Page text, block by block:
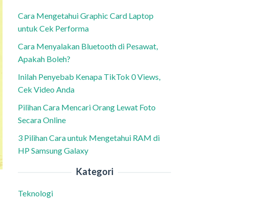
Cara Mengetahui Graphic Card Laptop
untuk Cek Performa
Cara Menyalakan Bluetooth di Pesawat,
Apakah Boleh?
Inilah Penyebab Kenapa TikTok 0 Views,
Cek Video Anda
Pilihan Cara Mencari Orang Lewat Foto
Secara Online
3 Pilihan Cara untuk Mengetahui RAM di
HP Samsung Galaxy
Kategori
Teknologi